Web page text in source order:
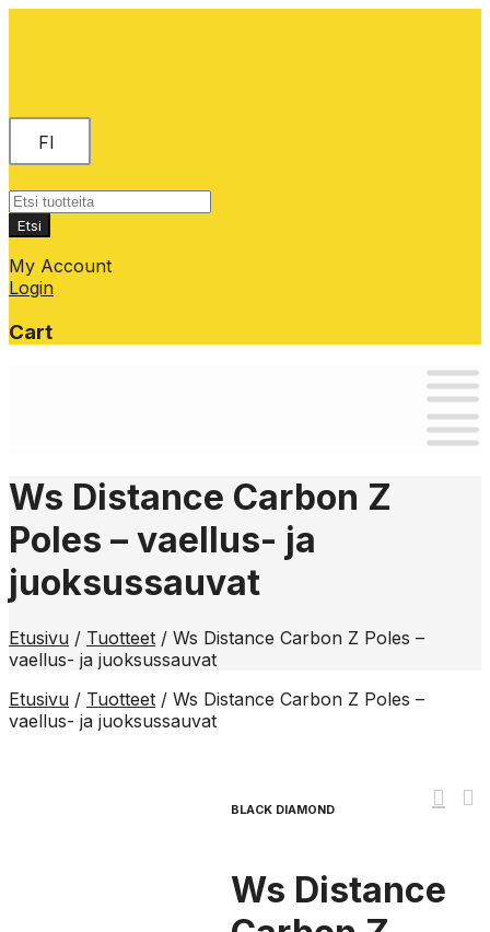
FI
Products
search
Etsi
My Account
Login
Cart
Ws Distance Carbon Z
Poles – vaellus- ja
juoksussauvat
Etusivu / Tuotteet / Ws Distance Carbon Z Poles –
vaellus- ja juoksussauvat
Etusivu / Tuotteet / Ws Distance Carbon Z Poles –
vaellus- ja juoksussauvat
BLACK DIAMOND
Ws Distance